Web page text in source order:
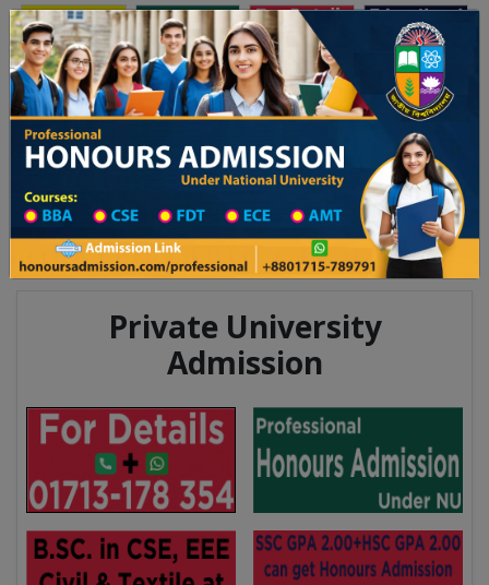
Toggle navigation অনার্স ভর্তি প্রফেশনাল অনার্স
Updates
২৬ শিক্ষাবর্ষের ১ম বর্ষের ভর্তি আবেদন বিজ্ঞপ্তি ঢাকা বিশ্ববিদ্যালয় ২০২৫-২৬ শিক্ষাবর্ষে
Madrasah in Jhalokati District
Madrasah List
Madrasah Information
Private University
Admission